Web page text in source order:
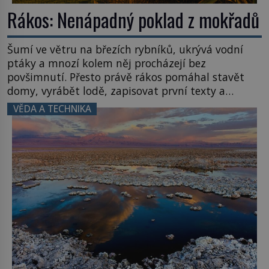
Rákos: Nenápadný poklad z mokřadů
Šumí ve větru na březích rybníků, ukrývá vodní
ptáky a mnozí kolem něj procházejí bez
povšimnutí. Přesto právě rákos pomáhal stavět
domy, vyrábět lodě, zapisovat první texty a
inspiroval řadu pověstí. Tato skromná, ale
užitečná rostlina provází člověka už tisíce let.
Většina lidí vnímá rákos jen jako obyčejnou kulisu
letního koupání. Stačí se však podívat […]
VĚDA A TECHNIKA